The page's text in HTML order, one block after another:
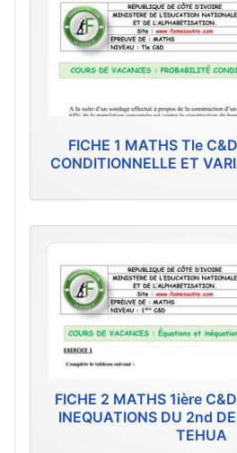
FICHE 1 MATHS Tle
CONDITIONNELLE ET
FICHE 2 MATHS 1ière
INEQUATIONS DU 2nd
TEHUA